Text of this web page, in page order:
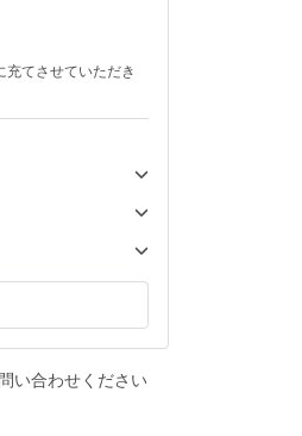
てさせていただき
い合わせください